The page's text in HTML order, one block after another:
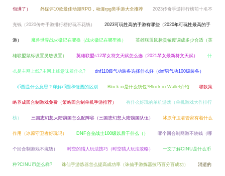
包满了） 外媒评10款最佳动漫RPG，动漫rpg类手游大全推荐 2023传奇手游排行榜前十名不
充钱（2020传奇手游排行榜好玩不花钱） 2023可玩性高的手游有哪些（2020年可玩性最高的手
游） 魔兽世界战火徽记在哪换（战火徽记在哪里换） 英雄联盟鼠标灵敏度调成多少合适（英
雄联盟鼠标设置灵敏设置） 英雄联盟s12琴女符文天赋怎么选（2021琴女最新符文天赋） 什
么是主网上线?主网上线意味着什么? dnf110级气功装备选择什么好（dnf男气功100级装备）
币圈是什么意思？详解币圈和链圈的区别 Block.io是什么钱包?Block.io Wallet介绍 哪款策
略养成回合制游戏免费（策略回合制单机手游推荐） 有什么好玩的单机游戏（单机游戏大作排行
榜） 三国志幻想大陆魏国怎么配阵容（三国志幻想大陆魏国队伍） 冰原守卫者管家有着什么
作用（冰原守卫者好玩吗） DNF合金战士100级以后干什么（） 哪个回合制网游不烧钱（哪
个回合制游戏不坑钱） 时空的猎人玩法技巧（时空猎人玩法攻略） 一文了解CINU是什么币
种?CINU币怎么样? 诛仙手游炼器怎么提高成功率（诛仙手游炼器技巧百分百成功） 消逝的